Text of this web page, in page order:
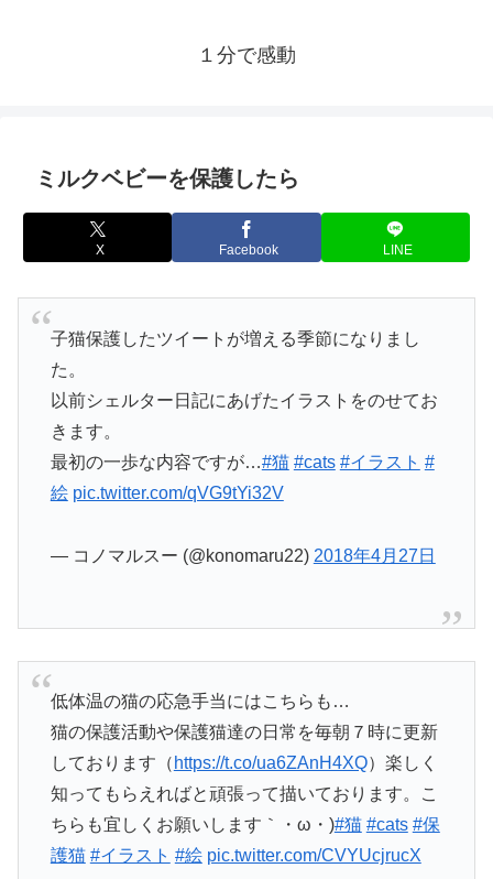
１分で感動
ミルクベビーを保護したら
X Facebook LINE
子猫保護したツイートが増える季節になりまし
た。
以前シェルター日記にあげたイラストをのせてお
きます。
最初の一歩な内容ですが…#猫 #cats #イラスト #
絵 pic.twitter.com/qVG9tYi32V
— コノマルスー (@konomaru22) 2018年4月27日
低体温の猫の応急手当にはこちらも…
猫の保護活動や保護猫達の日常を毎朝７時に更新
しております（ https://t.co/ua6ZAnH4XQ）楽しく
知ってもらえればと頑張って描いております。こ
ちらも宜しくお願いします｀・ω・)#猫 #cats #保
護猫 #イラスト #絵 pic.twitter.com/CVYUcjrucX